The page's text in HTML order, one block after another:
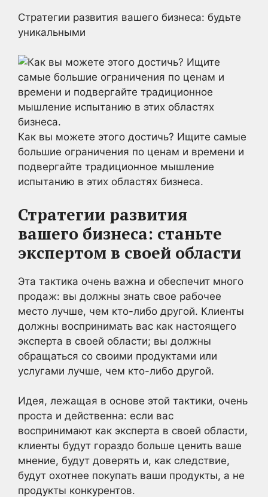
Стратегии развития вашего бизнеса: будьте
уникальными
Как вы можете этого достичь? Ищите самые
большие ограничения по ценам и времени и
подвергайте традиционное мышление
испытанию в этих областях бизнеса.
Стратегии развития
вашего бизнеса: станьте
экспертом в своей области
Эта тактика очень важна и обеспечит много
продаж: вы должны знать свое рабочее
место лучше, чем кто-либо другой. Клиенты
должны воспринимать вас как настоящего
эксперта в своей области; вы должны
обращаться со своими продуктами или
услугами лучше, чем кто-либо другой.
Идея, лежащая в основе этой тактики, очень
проста и действенна: если вас
воспринимают как эксперта в своей области,
клиенты будут гораздо больше ценить ваше
мнение, будут доверять и, как следствие,
будут охотнее покупать ваши продукты, а не
продукты конкурентов.